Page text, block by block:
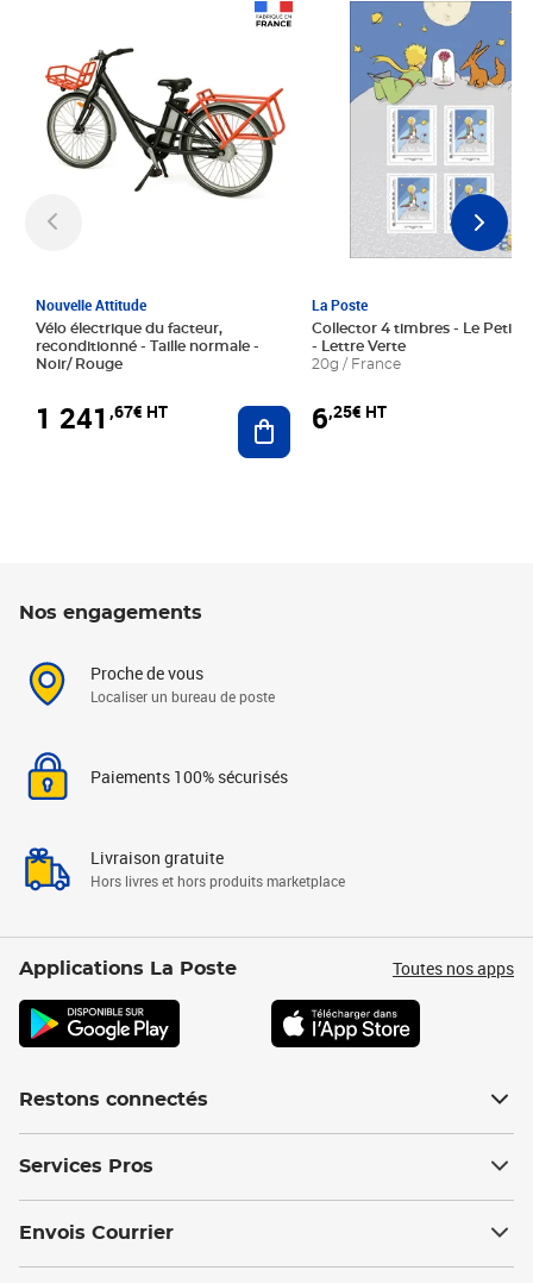
Nouvelle Attitude
Vélo électrique du facteur,
reconditionné - Taille normale -
Noir/ Rouge
1 241 ,67€ HT Ajouter au panier
La Poste
Collector 4 timbres - Le Petit
- Lettre Verte
20g / France
6,25€ HT
Prix 6,25€ HT
Nos engagements
Proche de vous
Localiser un bureau de poste
Paiements 100% sécurisés
Livraison gratuite
Hors livres et hors produits marketplace
Applications La Poste Toutes nos apps
Restons connectés
Services Pros
Envois Courrier